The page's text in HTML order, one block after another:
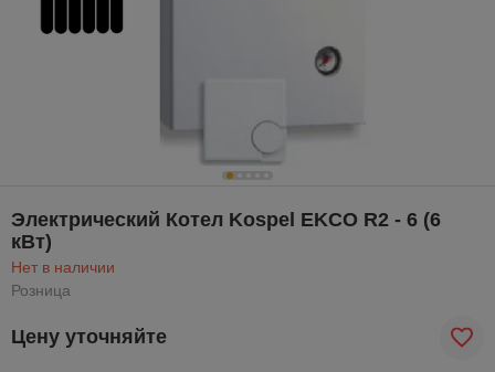
Электрический Котел Kospel EKCO R2 - 6 (6
кВт)
Нет в наличии
Розница
Цену уточняйте